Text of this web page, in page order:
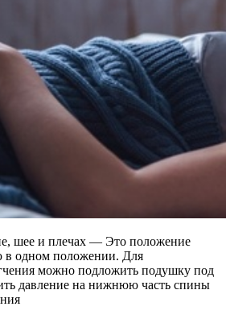
шее и плечах — Это положение
в одном положении. Для
можно подложить подушку под
давление на нижнюю часть спины